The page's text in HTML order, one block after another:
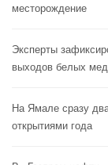
месторождение
Эксперты
выходов белых
На Ямале сразу
открытиями года